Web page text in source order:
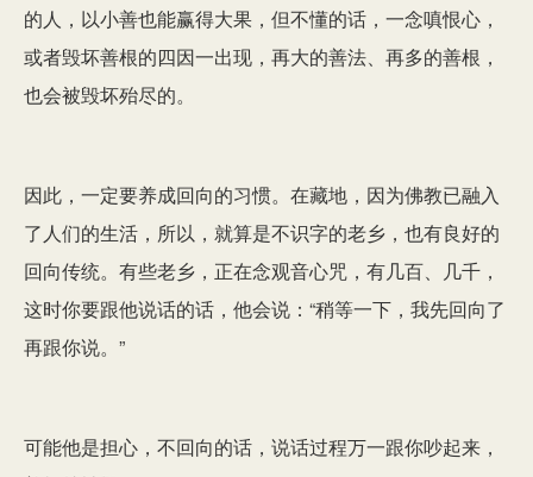
的人，以小善也能赢得大果，但不懂的话，一念嗔恨心，
或者毁坏善根的四因一出现，再大的善法、再多的善根，
也会被毁坏殆尽的。
因此，一定要养成回向的习惯。在藏地，因为佛教已融入
了人们的生活，所以，就算是不识字的老乡，也有良好的
回向传统。有些老乡，正在念观音心咒，有几百、几千，
这时你要跟他说话的话，他会说：“稍等一下，我先回向了
再跟你说。”
可能他是担心，不回向的话，说话过程万一跟你吵起来，